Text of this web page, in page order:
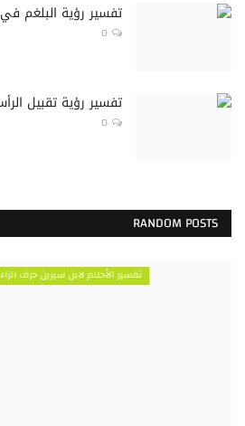
تفسير رؤية البلغم في
0
تفسير رؤية تقبيل
0
RANDOM POSTS
تفسير الأحلام لابن سيرين حرف الزاء